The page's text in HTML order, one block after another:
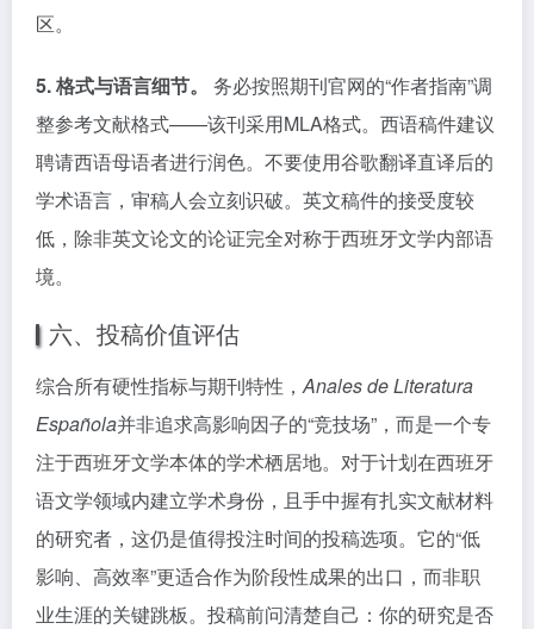
区。
5. 格式与语言细节。
务必按照期刊官网的“作者指南”调
整参考文献格式——该刊采用MLA格式。西语稿件建议
聘请西语母语者进行润色。不要使用谷歌翻译直译后的
学术语言，审稿人会立刻识破。英文稿件的接受度较
低，除非英文论文的论证完全对称于西班牙文学内部语
境。
六、投稿价值评估
综合所有硬性指标与期刊特性，Anales de Literatura
Española并非追求高影响因子的“竞技场”，而是一个专
注于西班牙文学本体的学术栖居地。对于计划在西班牙
语文学领域内建立学术身份，且手中握有扎实文献材料
的研究者，这仍是值得投注时间的投稿选项。它的“低
影响、高效率”更适合作为阶段性成果的出口，而非职
业生涯的关键跳板。投稿前问清楚自己：你的研究是否